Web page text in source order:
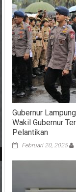
Gubernur
Wakil Gubernur
Pelantikan
Februari 20, 2025